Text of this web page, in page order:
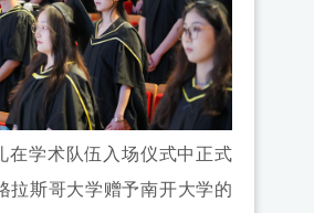
在学术队伍入场仪式中正式
拉斯哥大学赠予南开大学的